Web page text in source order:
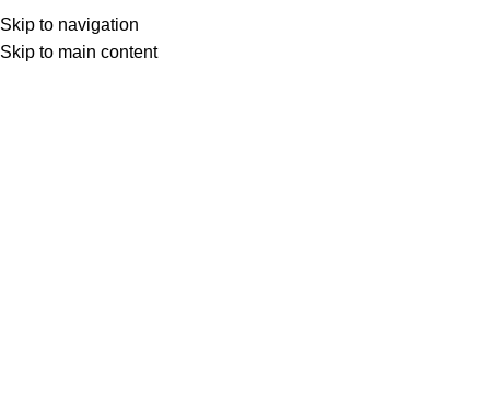
Skip to navigation
Skip to main content